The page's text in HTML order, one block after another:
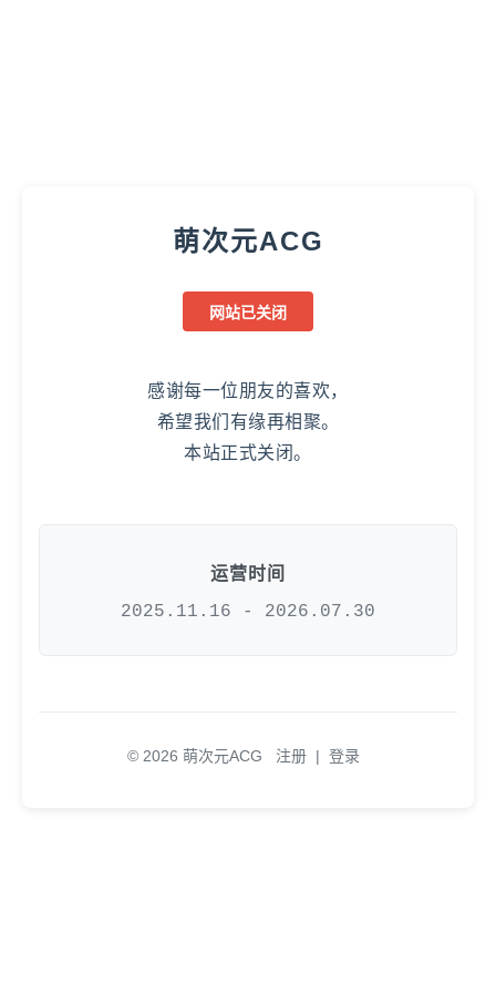
萌次元ACG
网站已关闭
感谢每一位朋友的喜欢，
希望我们有缘再相聚。
本站正式关闭。
运营时间
2025.11.16 - 2026.07.30
© 2026 萌次元ACG 注册 | 登录